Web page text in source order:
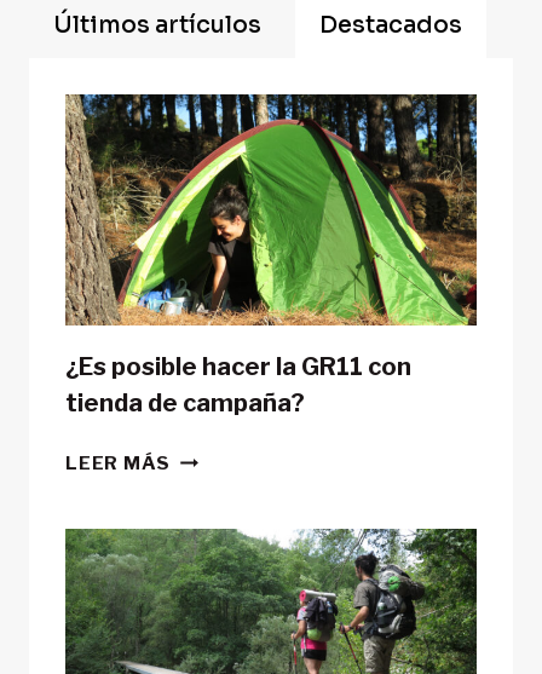
Últimos artículos Destacados
¿Es posible hacer la GR11 con
tienda de campaña?
LEER MÁS ¿ES
LA
GR11
CON
TIENDA
DE